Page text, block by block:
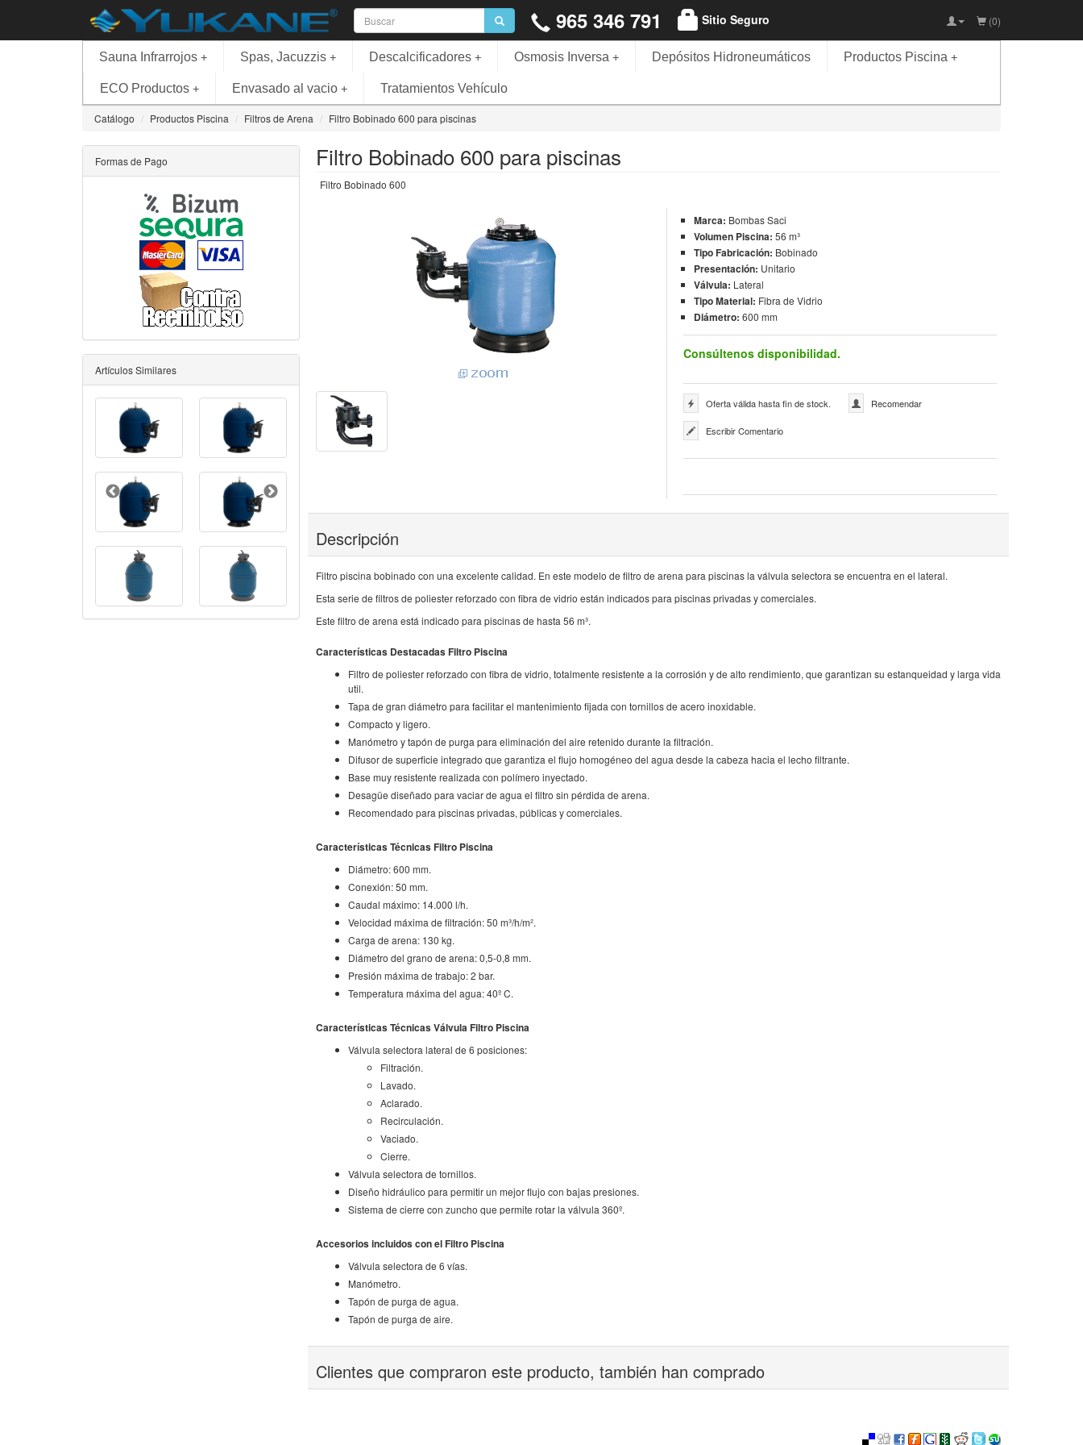
965 346 791 Sitio Seguro (0)
+
Sauna Infrarrojos +
Spas, Jacuzzis +
Descalcificadores +
Osmosis Inversa Depósitos Hidroneumáticos +
Productos Piscina
+
ECO Productos +
Envasado al vacio Tratamientos Vehículo
Catálogo Productos Piscina Filtros de Arena Filtro Bobinado 600 para piscinas
Filtro Bobinado 600 para piscinas
Filtro Bobinado 600
Marca: Bombas Saci
Volumen Piscina: 56 m³
Tipo Fabricación: Bobinado
Presentación: Unitario
Válvula: Lateral
Tipo Material: Fibra de Vidrio
Diámetro: 600 mm
Consúltenos disponibilidad.
Oferta válida hasta fin de stock. Recomendar
Escribir Comentario
Descripción
Filtro piscina bobinado con una excelente calidad. En este modelo de filtro de arena para piscinas la válvula selectora se encuentra en el lateral.
Esta serie de filtros de poliester reforzado con fibra de vidrio están indicados para piscinas privadas y comerciales.
Este filtro de arena está indicado para piscinas de hasta 56 m³.
Características Destacadas Filtro Piscina
Filtro de poliester reforzado con fibra de vidrio, totalmente resistente a la corrosión y de alto rendimiento, que garantizan su estanqueidad y larga vida
util.
Tapa de gran diámetro para facilitar el mantenimiento fijada con tornillos de acero inoxidable.
Compacto y ligero.
Manómetro y tapón de purga para eliminación del aire retenido durante la filtración.
Difusor de superficie integrado que garantiza el flujo homogéneo del agua desde la cabeza hacia el lecho filtrante.
Base muy resistente realizada con polímero inyectado.
Desagüe diseñado para vaciar de agua el filtro sin pérdida de arena.
Recomendado para piscinas privadas, públicas y comerciales.
Características Técnicas Filtro Piscina
Diámetro: 600 mm.
Conexión: 50 mm.
Caudal máximo: 14.000 l/h.
Velocidad máxima de filtración: 50 m³/h/m².
Carga de arena: 130 kg.
Diámetro del grano de arena: 0,5-0,8 mm.
Presión máxima de trabajo: 2 bar.
Temperatura máxima del agua: 40º C.
Características Técnicas Válvula Filtro Piscina
Válvula selectora lateral de 6 posiciones:
Filtración.
Lavado.
Aclarado.
Recirculación.
Vaciado.
Cierre.
Válvula selectora de tornillos.
Diseño hidráulico para permitir un mejor flujo con bajas presiones.
Sistema de cierre con zuncho que permite rotar la válvula 360º.
Accesorios incluidos con el Filtro Piscina
Válvula selectora de 6 vías.
Manómetro.
Tapón de purga de agua.
Tapón de purga de aire.
Clientes que compraron este producto, también han comprado
Formas de Pago
Artículos Similares